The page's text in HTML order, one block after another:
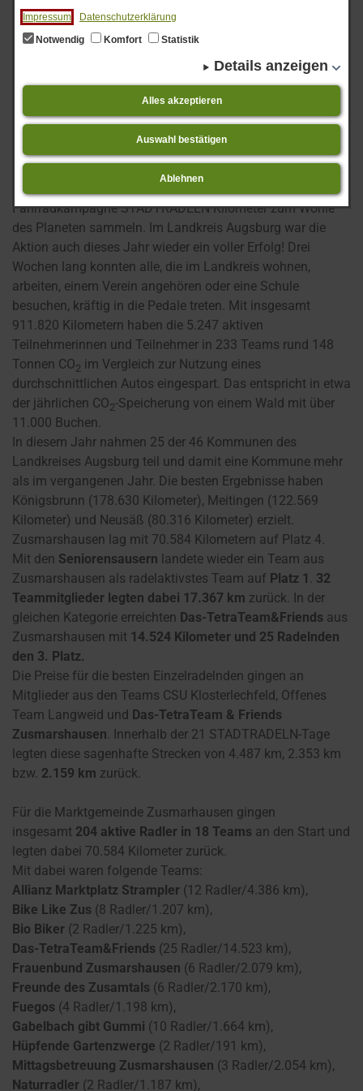
Impressum
Datenschutzerklärung
Notwendig
Komfort Statistik
Details anzeigen
Alles akzeptieren
Auswahl bestätigen
Ablehnen
Bild zur Meldung: STADTRADELN 2023
Vom 13. Mai bis 2. Juni konnten die Bürgerinnen und
Bürger im Landkreis erneut bei der internationalen
Fahrradkampagne STADTRADELN Kilometer zum Wohle
des Planeten sammeln. Im Landkreis Augsburg war die
Aktion auch dieses Jahr wieder ein voller Erfolg! Drei
Wochen lang konnten alle, die im Landkreis wohnen,
arbeiten, einem Verein angehören oder eine Schule
besuchen, kräftig in die Pedale treten. Mit insgesamt
911.820 Kilometern haben die 5.247 aktiven
Teilnehmerinnen und Teilnehmer in 233 Teams rund 148
Tonnen CO2 im Vergleich zur Nutzung eines
durchschnittlichen Autos eingespart. Das entspricht in etwa
der jährlichen CO2-Speicherung von einem Wald mit über
11.000 Buchen.
In diesem Jahr nahmen 25 der 46 Kommunen des
Landkreises Augsburg teil und damit eine Kommune mehr
als im vergangenen Jahr. Die besten Ergebnisse haben
Königsbrunn (178.630 Kilometer), Meitingen (122.569
Kilometer) und Neusäß (80.316 Kilometer) erzielt.
Zusmarshausen lag mit 70.584 Kilometern auf Platz 4.
Mit den Seniorensausern landete wieder ein Team aus
Zusmarshausen als radelaktivstes Team auf Platz 1 . 32
Teammitglieder legten dabei 17.367 km zurück. In der
gleichen Kategorie erreichten Das-TetraTeam&Friends aus
Zusmarshausen mit 14.524 Kilometer und 25 Radelnden
den 3. Platz.
Die Preise für die besten Einzelradelnden gingen an
Mitglieder aus den Teams CSU Klosterlechfeld, Offenes
Team Langweid und Das-TetraTeam & Friends
Zusmarshausen. Innerhalb der 21 STADTRADELN-Tage
legten diese sagenhafte Strecken von 4.487 km, 2.353 km
bzw. 2.159 km zurück.
Für die Marktgemeinde Zusmarhausen gingen
insgesamt 204 aktive Radler in 18 Teams an den Start und
legten dabei 70.584 Kilometer zurück.
Mit dabei waren folgende Teams:
Allianz Marktplatz Strampler (12 Radler/4.386 km),
Bike Like Zus (8 Radler/1.207 km),
Bio Biker (2 Radler/1.225 km),
Das-TetraTeam&Friends (25 Radler/14.523 km),
Frauenbund Zusmarshausen (6 Radler/2.079 km),
Freunde des Zusamtals (6 Radler/2.170 km),
Fuegos (4 Radler/1.198 km),
Gabelbach gibt Gummi (10 Radler/1.664 km),
Hüpfende Gartenzwerge (2 Radler/191 km),
Mittagsbetreuung Zusmarshausen (3 Radler/2.054 km),
Naturradler (2 Radler/1.187 km),